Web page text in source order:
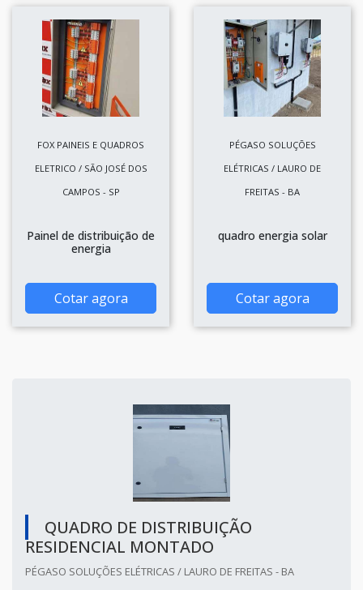
FOX PAINEIS E QUADROS
ELETRICO / SÃO JOSÉ DOS
CAMPOS - SP
Painel de distribuição de
energia
Cotar agora
PÉGASO SOLUÇÕES
ELÉTRICAS / LAURO DE
FREITAS - BA
quadro energia solar
Cotar agora
QUADRO DE DISTRIBUIÇÃO
RESIDENCIAL MONTADO
PÉGASO SOLUÇÕES ELÉTRICAS / LAURO DE FREITAS - BA